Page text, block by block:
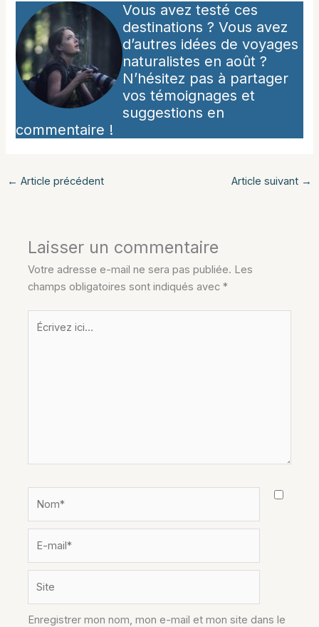
Vous avez testé ces
destinations ? Vous avez
d’autres idées de voyages
naturalistes en août ?
N’hésitez pas à partager
vos témoignages et
suggestions en
commentaire !
← Article précédent Article suivant →
Laisser un commentaire
Votre adresse e-mail ne sera pas publiée. Les
champs obligatoires sont indiqués avec*
Écrivez
mail*
Enregistrer mon nom, mon e-mail et mon site dans le